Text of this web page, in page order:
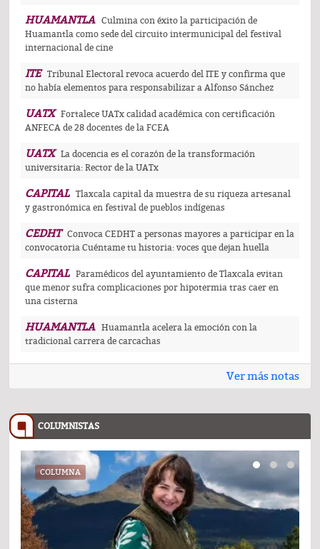
HUAMANTLA
Culmina con éxito la participación de
Huamantla como sede del circuito intermunicipal del festival
internacional de cine
ITE
Tribunal Electoral revoca acuerdo del ITE y confirma que
no había elementos para responsabilizar a Alfonso Sánchez
UATX
Fortalece UATx calidad académica con certificación
ANFECA de 28 docentes de la FCEA
UATX
La docencia es el corazón de la transformación
universitaria: Rector de la UATx
CAPITAL
Tlaxcala capital da muestra de su riqueza artesanal
y gastronómica en festival de pueblos indígenas
CEDHT
Convoca CEDHT a personas mayores a participar en la
convocatoria Cuéntame tu historia: voces que dejan huella
CAPITAL
Paramédicos del ayuntamiento de Tlaxcala evitan
que menor sufra complicaciones por hipotermia tras caer en
una cisterna
HUAMANTLA
Huamantla acelera la emoción con la
tradicional carrera de carcachas
Ver más notas
COLUMNISTAS
COLUMNA